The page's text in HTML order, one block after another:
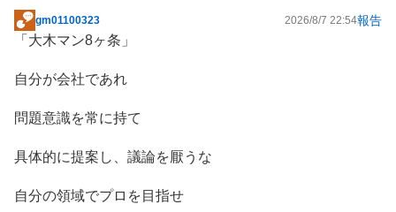
%
、
見
0
%
売
掲
記
gm01100323 2026/8/7 22:54報告
「大木マン8ヶ条」
自分が会社であれ
問題意識を常に持て
具体的に提案し、議論を厭うな
自分の領域でプロを目指せ